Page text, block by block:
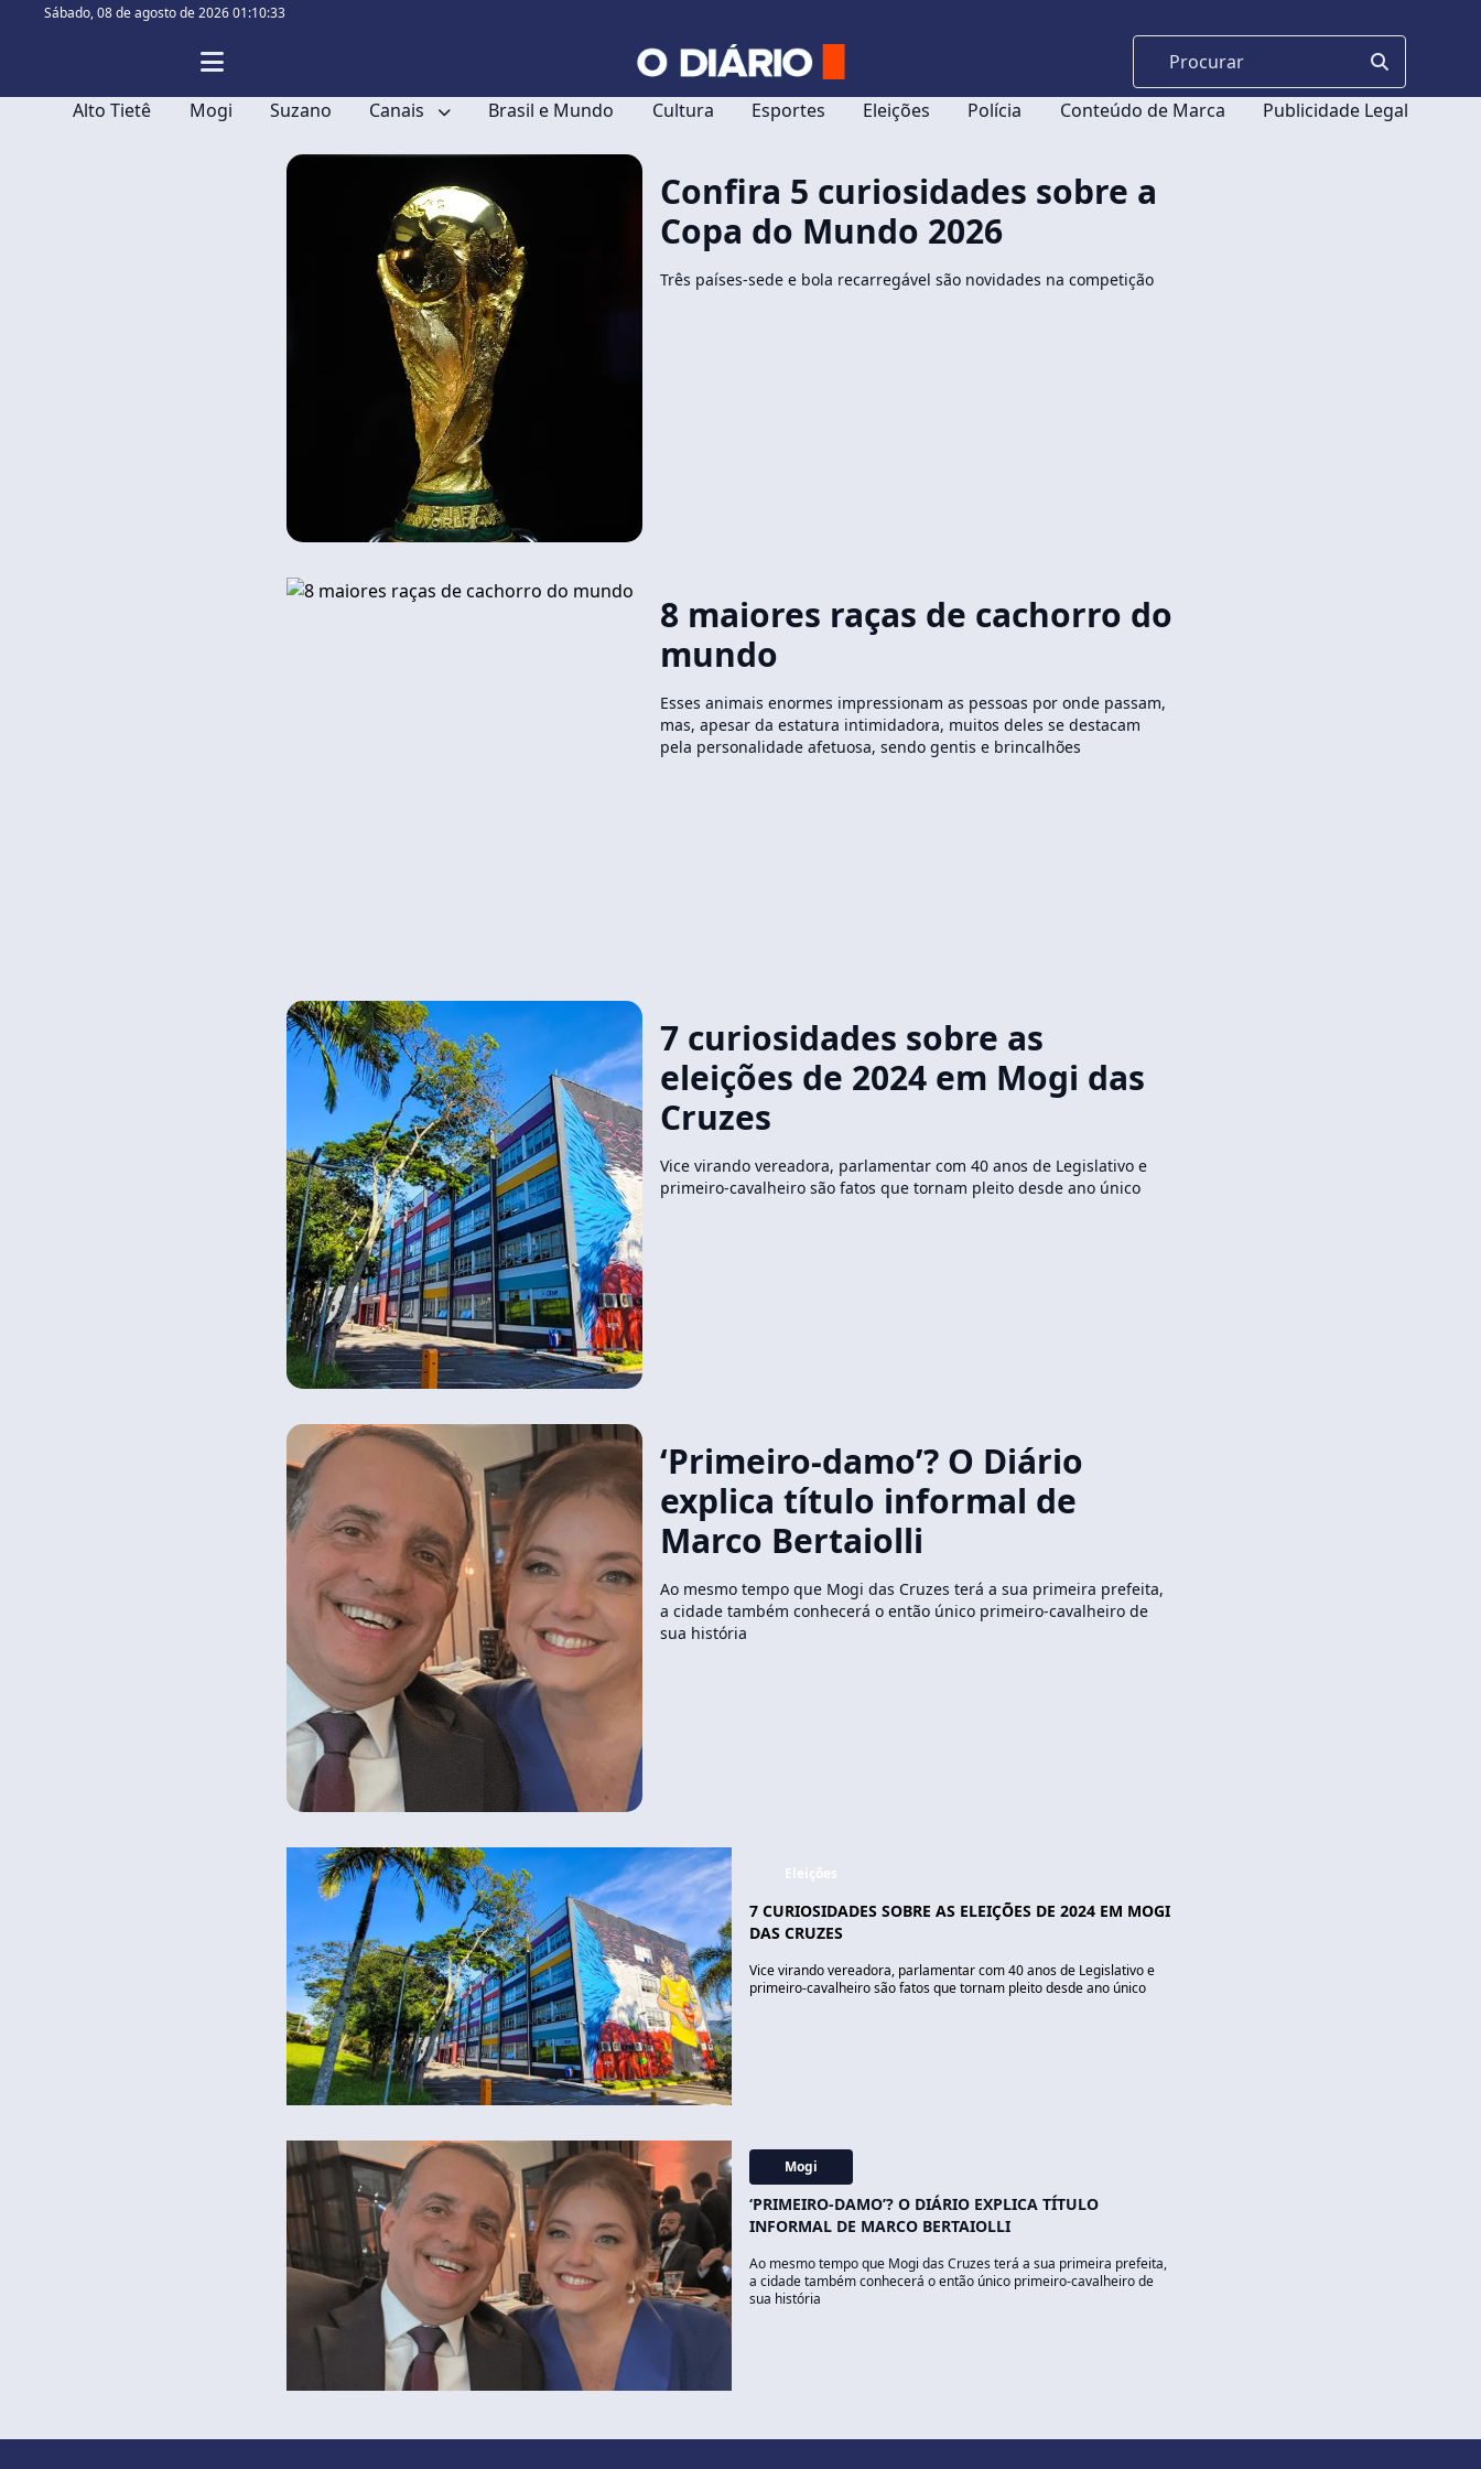
Sábado,08 de agosto de 2026 01:10:34
Alto Tietê Mogi Suzano Canais Brasil e Mundo Cultura Esportes Eleições Polícia Conteúdo de Marca Publicidade Legal
Confira 5 curiosidades sobre a
Copa do Mundo 2026
Três países-sede e bola recarregável são novidades na competição
8 maiores raças de cachorro do
mundo
Esses animais enormes impressionam as pessoas por onde passam,
mas, apesar da estatura intimidadora, muitos deles se destacam
pela personalidade afetuosa, sendo gentis e brincalhões
7 curiosidades sobre as
eleições de 2024 em Mogi das
Cruzes
Vice virando vereadora, parlamentar com 40 anos de Legislativo e
primeiro-cavalheiro são fatos que tornam pleito desde ano único
‘Primeiro-damo’? O Diário
explica título informal de
Marco Bertaiolli
Ao mesmo tempo que Mogi das Cruzes terá a sua primeira prefeita,
a cidade também conhecerá o então único primeiro-cavalheiro de
sua história
Eleições
7 CURIOSIDADES SOBRE AS ELEIÇÕES DE 2024 EM MOGI
DAS CRUZES
Vice virando vereadora, parlamentar com 40 anos de Legislativo e
primeiro-cavalheiro são fatos que tornam pleito desde ano único
Mogi
‘PRIMEIRO-DAMO’? O DIÁRIO EXPLICA TÍTULO
INFORMAL DE MARCO BERTAIOLLI
Ao mesmo tempo que Mogi das Cruzes terá a sua primeira prefeita,
a cidade também conhecerá o então único primeiro-cavalheiro de
sua história